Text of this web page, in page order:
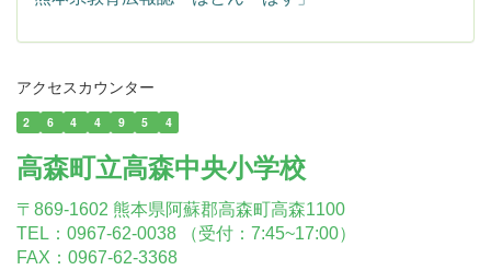
アクセスカウンター
2 6 4 4 9 5 4
高森町立高森中央小学校
〒869-1602 熊本県阿蘇郡高森町高森1100
TEL：0967-62-0038 （受付：7:45~17:00）
FAX：0967-62-3368